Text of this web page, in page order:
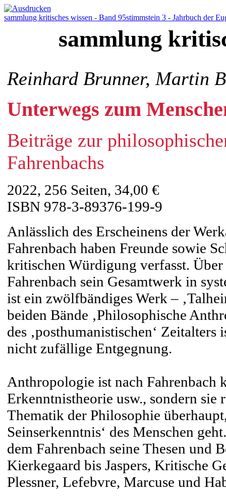
sammlung kritisches wissen - Band 95stimmstein 3 - Jahrbuch der
sammlung
Reinhard Brunner, Martin
Unterwegs zum
Beiträge zur
Fahrenbachs
2022, 256 Seiten, 34,00 €
ISBN 978-3-89376-199-9
Anlässlich des Erscheinens der
Fahrenbach haben Freunde sowie
kritischen Würdigung verfasst.
Fahrenbach sein Gesamtwerk in
ist ein zwölfbändiges Werk –
beiden Bände ‚Philosophische
des ‚posthumanistischen‘
nicht zufällige Entgegnung.
Anthropologie ist nach
Erkenntnistheorie usw., sondern
Thematik der Philosophie
Seinserkenntnis‘ des Menschen
dem Fahrenbach seine Thesen und
Kierkegaard bis Jaspers, Kritische
Plessner, Lefebvre, Marcuse und